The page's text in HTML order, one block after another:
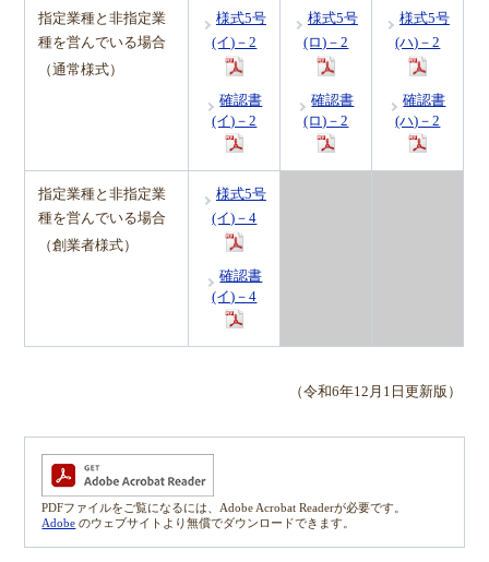
指定業種と非指定業
種を営んでいる場合
（通常様式）
様式5号
(イ)－2
確認書
(イ)－2
様式5号
(ロ)－2
確認書
(ロ)－2
様式5号
(ハ)－2
確認書
(ハ)－2
指定業種と非指定業
種を営んでいる場合
（創業者様式）
様式5号
(イ)－4
確認書
(イ)－4
（令和6年12月1日更新版）
PDFファイルをご覧になるには、Adobe Acrobat Readerが必要です。
Adobe のウェブサイトより無償でダウンロードできます。